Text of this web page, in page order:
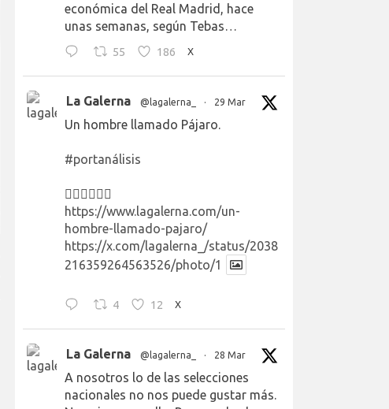
económica del Real Madrid, hace
unas semanas, según Tebas…
55 186 X
La Galerna @lagalerna_ · 29 Mar
Un hombre llamado Pájaro.
#portanálisis
👉🏻👉🏻👉🏻
https://www.lagalerna.com/un-
hombre-llamado-pajaro/
https://x.com/lagalerna_/status/2038
216359264563526/photo/1
4 12 X
La Galerna @lagalerna_ · 28 Mar
A nosotros lo de las selecciones
nacionales no nos puede gustar más.